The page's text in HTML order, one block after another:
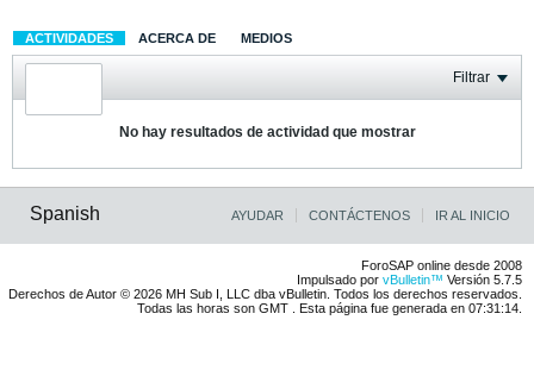
ACTIVIDADES ACERCA DE MEDIOS
Filtrar
No hay resultados de actividad que mostrar
Spanish AYUDAR CONTÁCTENOS IR AL INICIO
ForoSAP online desde 2008
Impulsado por vBulletin™ Versión 5.7.5
Derechos de Autor © 2026 MH Sub I, LLC dba vBulletin. Todos los derechos reservados.
Todas las horas son GMT . Esta página fue generada en 07:31:14.